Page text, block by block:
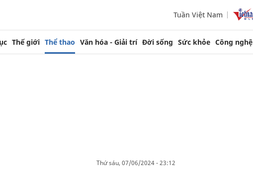
Tuần Việt Nam
Thế giới Thể thao Văn hóa - Giải trí Đời sống Sức khỏe Công nghệ
thứ sáu, 07/06/2024 - 23:12